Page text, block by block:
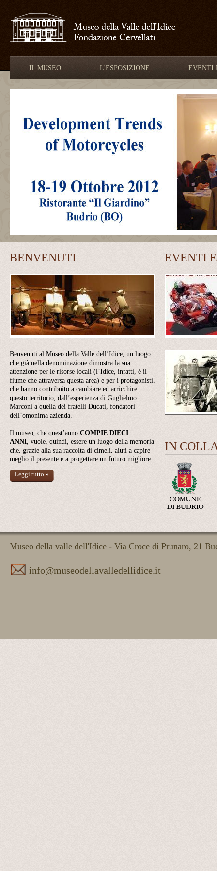
IL MUSEO L'ESPOSIZIONE EVENTI
BENVENUTI
Benvenuti al Museo della Valle dell’Idice, un luogo
che già nella denominazione dimostra la sua
attenzione per le risorse locali (l’Idice, infatti, è il
fiume che attraversa questa area) e per i protagonisti,
che hanno contribuito a cambiare ed arricchire
questo territorio, dall’esperienza di Guglielmo
Marconi a quella dei fratelli Ducati, fondatori
dell’omonima azienda.
Il museo, che quest’anno COMPIE DIECI
ANNI, vuole, quindi, essere un luogo della memoria
che, grazie alla sua raccolta di cimeli, aiuti a capire
meglio il presente e a progettare un futuro migliore.
Leggi tutto »
EVENTI
IN
Museo della valle dell'Idice - Via Croce di Prunaro, 21
info@museodellavalledellidice.it